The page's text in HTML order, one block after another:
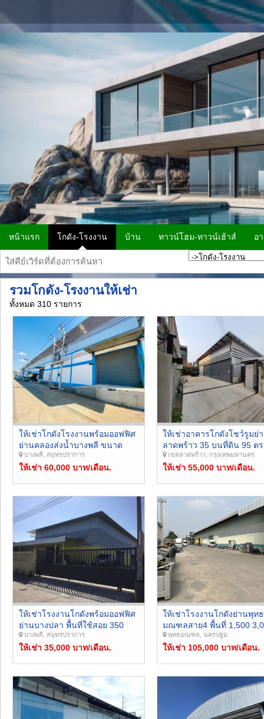
หน้าแรก โกดัง-โรงงาน บ้าน ทาวน์โฮม-ทาวน์เฮ้าส์ อ
รวมโกดัง-โรงงานให้เช่า
ทั้งหมด 310 รายการ
ให้เช่าโกดังโรงงานพร้อมออฟฟิศ
ย่านคลองส่งน้ำบางพลี ขนาด
650 ตรม. ใกล้คลองส่งน้ำ นิคม
อุตสาหกรรมบางปู
บางพลี, สมุทรปราการ
ให้เช่า 60,000 บาท/เดือน.
ให้เช่าอาคารโกดังโชว์รูมย่
ลาดพร้าว 35 บนที่ดิน 95 ต
336 ตรม. ทำเลดีใกล้ MRT
ลาดพร้าว เข้าออก ถนน
เขตลาดพร้าว, กรุงเทพมหานคร
ให้เช่า 55,000 บาท/เดือน.
ให้เช่าโรงงานโกดังพร้อมออฟฟิศ
ย่านบางปลา พื้นที่ใช้สอย 350
ตรม เข้าออกแพรกษา บางปู
บางนา-ตราด เทพารักษ์ ใกล้
บางปู
บางพลี, สมุทรปราการ
ให้เช่า 35,000 บาท/เดือน.
ให้เช่าโรงงานโกดังย่านพุทธ
มณฑลสาย4 พื้นที่ 1,500
ตรม. ใกล้ศูนย์ขนส่งสาย5 ,
สาย4, สาย3 เชื่อมต่อ พุทธ
พุทธมณฑล, นครปฐม
ให้เช่า 105,000 บาท/เดือน.